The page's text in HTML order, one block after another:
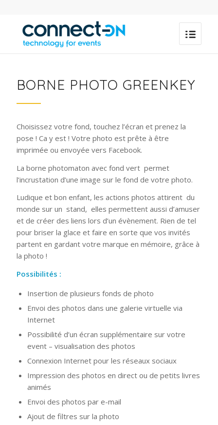
BORNE PHOTO GREENKEY
Choisissez votre fond, touchez l’écran et prenez la
pose ! Ca y est ! Votre photo est prête à être
imprimée ou envoyée vers Facebook.
La borne photomaton avec fond vert permet
l’incrustation d’une image sur le fond de votre photo.
Ludique et bon enfant, les actions photos attirent du
monde sur un stand, elles permettent aussi d’amuser
et de créer des liens lors d’un évènement. Rien de tel
pour briser la glace et faire en sorte que vos invités
partent en gardant votre marque en mémoire, grâce à
la photo !
Possibilités :
Insertion de plusieurs fonds de photo
Envoi des photos dans une galerie virtuelle via
Internet
Possibilité d’un écran supplémentaire sur votre
event – visualisation des photos
Connexion Internet pour les réseaux sociaux
Impression des photos en direct ou de petits livres
animés
Envoi des photos par e-mail
Ajout de filtres sur la photo